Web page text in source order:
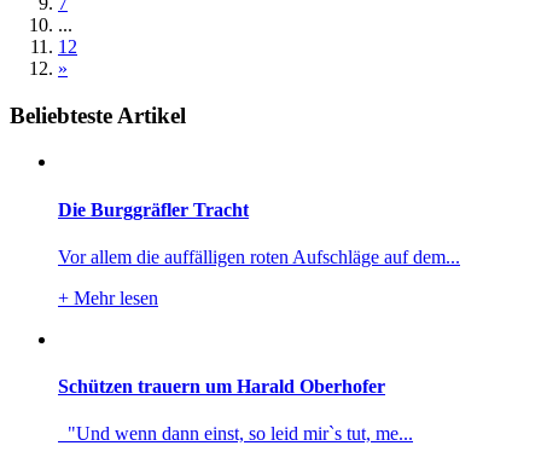
...
12
»
Beliebteste Artikel
Die Burggräfler Tracht
Vor allem die auffälligen roten Aufschläge auf dem...
+ Mehr lesen
Schützen trauern um Harald Oberhofer
"Und wenn dann einst, so leid mir`s tut, me...